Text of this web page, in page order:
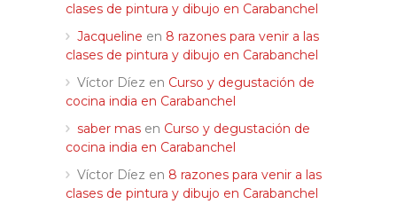
clases de pintura y dibujo en Carabanchel
Jacqueline en 8 razones para venir a las
clases de pintura y dibujo en Carabanchel
Víctor Díez en Curso y degustación de
cocina india en Carabanchel
saber mas en Curso y degustación de
cocina india en Carabanchel
Víctor Díez en 8 razones para venir a las
clases de pintura y dibujo en Carabanchel